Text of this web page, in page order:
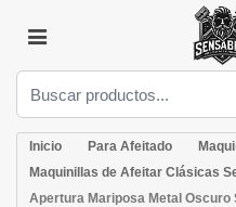
Inicio Para Afeitado
Maquinillas de Afeitar Clásicas
Apertura Mariposa Metal Oscuro